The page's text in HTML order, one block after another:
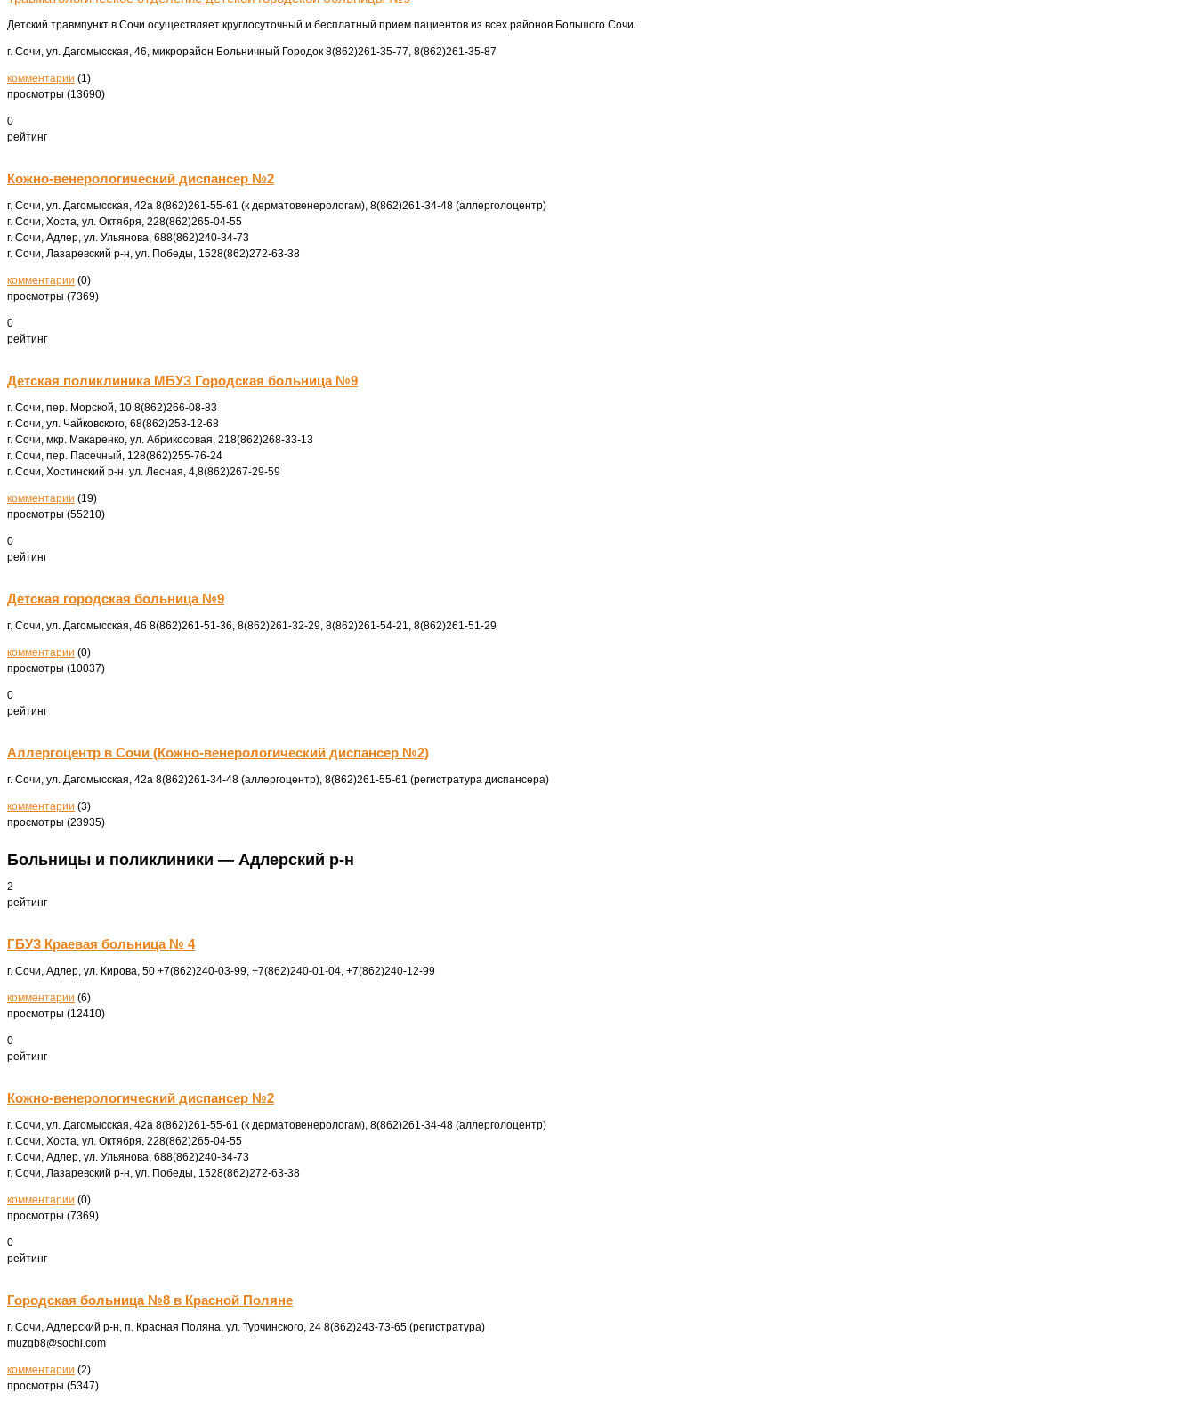
Детский травмпункт в Сочи осуществляет круглосуточный и бесплатный прием пациентов из всех районов Большого Сочи.
г. Сочи, ул. Дагомысская, 46, микрорайон Больничный Городок 8(862)261‑35-77, 8(862)261‑35-87
комментарии (1)
просмотры (13690)
0
рейтинг
Кожно-венерологический диспансер №2
г. Сочи, ул. Дагомысская, 42а 8(862)261-55-61 (к дерматовенерологам), 8(862)261-34-48 (аллерголоцентр)
г. Сочи, Хоста, ул. Октября, 228(862)265-04-55
г. Сочи, Адлер, ул. Ульянова, 688(862)240-34-73
г. Сочи, Лазаревский р-н, ул. Победы, 1528(862)272-63-38
комментарии (0)
просмотры (7369)
0
рейтинг
Детская поликлиника МБУЗ Городская больница №9
г. Сочи, пер. Морской, 10 8(862)266-08-83
г. Сочи, ул. Чайковского, 68(862)253-12-68
г. Сочи, мкр. Макаренко, ул. Абрикосовая, 218(862)268-33-13
г. Сочи, пер. Пасечный, 128(862)255-76-24
г. Сочи, Хостинский р-н, ул. Лесная, 4,8(862)267-29-59
комментарии (19)
просмотры (55210)
0
рейтинг
Детская городская больница №9
г. Сочи, ул. Дагомысская, 46 8(862)261-51-36, 8(862)261-32-29, 8(862)261-54-21, 8(862)261-51-29
комментарии (0)
просмотры (10037)
0
рейтинг
Аллергоцентр в Сочи (Кожно-венерологический диспансер №2)
г. Сочи, ул. Дагомысская, 42а 8(862)261-34-48 (аллергоцентр), 8(862)261-55-61 (регистратура диспансера)
комментарии (3)
просмотры (23935)
Больницы и поликлиники — Адлерский р-н
2
рейтинг
ГБУЗ Краевая больница № 4
г. Сочи, Адлер, ул. Кирова, 50 +7(862)240-03-99, +7(862)240-01-04, +7(862)240-12-99
комментарии (6)
просмотры (12410)
0
рейтинг
Кожно-венерологический диспансер №2
г. Сочи, ул. Дагомысская, 42а 8(862)261-55-61 (к дерматовенерологам), 8(862)261-34-48 (аллерголоцентр)
г. Сочи, Хоста, ул. Октября, 228(862)265-04-55
г. Сочи, Адлер, ул. Ульянова, 688(862)240-34-73
г. Сочи, Лазаревский р-н, ул. Победы, 1528(862)272-63-38
комментарии (0)
просмотры (7369)
0
рейтинг
Городская больница №8 в Красной Поляне
г. Сочи, Адлерский р-н, п. Красная Поляна, ул. Турчинского, 24 8(862)243-73-65 (регистратура)
muzgb8@sochi.com
комментарии (2)
просмотры (5347)